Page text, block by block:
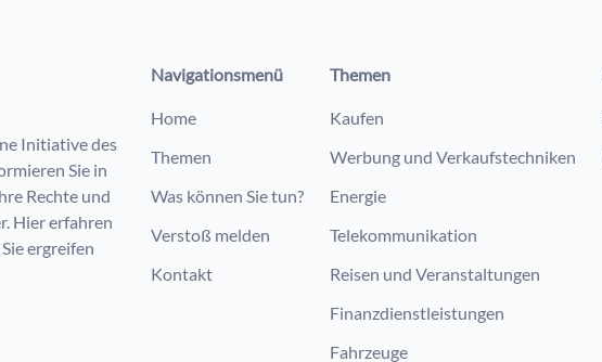
Initiative des
Sie in
Rechte und
Hier erfahren
ergreifen
Navigationsmenü
Home
Themen
Was können Sie tun?
Verstoß melden
Kontakt
Themen
Kaufen
Werbung und Verkaufstechniken
Energie
Telekommunikation
Reisen und Veranstaltungen
Finanzdienstleistungen
Fahrzeuge